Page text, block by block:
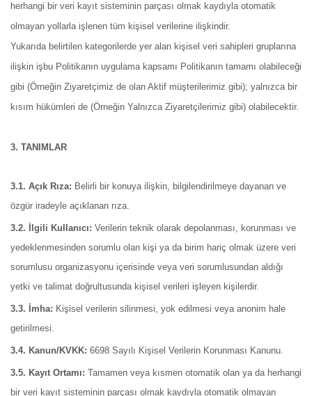
herhangi bir veri kayıt sisteminin parçası olmak kaydıyla otomatik
olmayan yollarla işlenen tüm kişisel verilerine ilişkindir.
Yukarıda belirtilen kategorilerde yer alan kişisel veri sahipleri gruplarına
ilişkin işbu Politikanın uygulama kapsamı Politikanın tamamı olabileceği
gibi (Örneğin Ziyaretçimiz de olan Aktif müşterilerimiz gibi); yalnızca bir
kısım hükümleri de (Örneğin Yalnızca Ziyaretçilerimiz gibi) olabilecektir.
3. TANIMLAR
3.1. Açık Rıza: Belirli bir konuya ilişkin, bilgilendirilmeye dayanan ve
özgür iradeyle açıklanan rıza.
3.2. İlgili Kullanıcı: Verilerin teknik olarak depolanması, korunması ve
yedeklenmesinden sorumlu olan kişi ya da birim hariç olmak üzere veri
sorumlusu organizasyonu içerisinde veya veri sorumlusundan aldığı
yetki ve talimat doğrultusunda kişisel verileri işleyen kişilerdir.
3.3. İmha: Kişisel verilerin silinmesi, yok edilmesi veya anonim hale
getirilmesi.
3.4. Kanun/KVKK: 6698 Sayılı Kişisel Verilerin Korunması Kanunu.
3.5. Kayıt Ortamı: Tamamen veya kısmen otomatik olan ya da herhangi
bir veri kayıt sisteminin parçası olmak kaydıyla otomatik olmayan